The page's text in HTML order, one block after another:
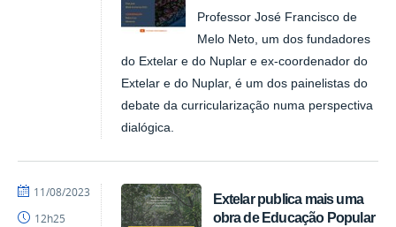
Professor José Francisco de
Melo Neto, um dos fundadores
do Extelar e do Nuplar e ex-coordenador do
Extelar e do Nuplar, é um dos painelistas do
debate da curricularização numa perspectiva
dialógica.
Extelar publica mais uma
obra de Educação Popular
por
publicado
11/08/2023
12h25